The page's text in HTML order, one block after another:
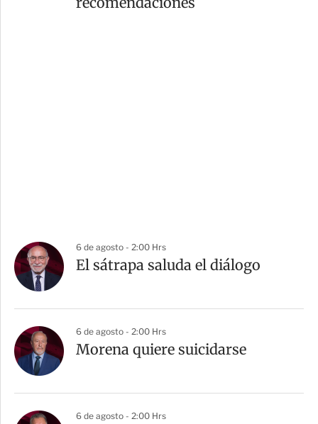
6 de agosto - 2:00 Hrs
El sátrapa saluda el diálogo
6 de agosto - 2:00 Hrs
Morena quiere suicidarse
6 de agosto - 2:00 Hrs